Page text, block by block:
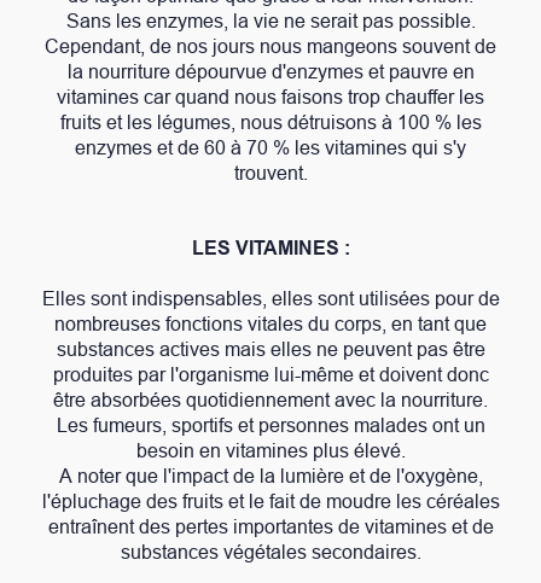
Sans les enzymes, la vie ne serait pas possible.
Cependant, de nos jours nous mangeons souvent de
la nourriture dépourvue d'enzymes et pauvre en
vitamines car quand nous faisons trop chauffer les
fruits et les légumes, nous détruisons à 100 % les
enzymes et de 60 à 70 % les vitamines qui s'y
trouvent.
LES VITAMINES :
Elles sont indispensables, elles sont utilisées pour de
nombreuses fonctions vitales du corps, en tant que
substances actives mais elles ne peuvent pas être
produites par l'organisme lui-même et doivent donc
être absorbées quotidiennement avec la nourriture.
Les fumeurs, sportifs et personnes malades ont un
besoin en vitamines plus élevé.
A noter que l'impact de la lumière et de l'oxygène,
l'épluchage des fruits et le fait de moudre les céréales
entraînent des pertes importantes de vitamines et de
substances végétales secondaires.